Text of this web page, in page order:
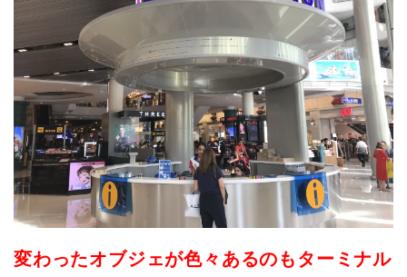
変わったオブジェが色々あるのもターミナル